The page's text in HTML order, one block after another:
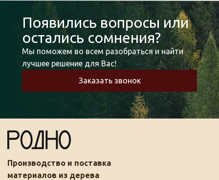
Появились вопросы или
остались сомнения?
Мы поможем во всем разобраться и найти
лучшее решение для Вас!
Заказать звонок
Производство и поставка
материалов из дерева